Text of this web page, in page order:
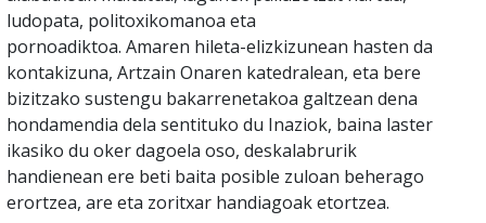
ludopata, politoxikomanoa eta
pornoadiktoa. Amaren hileta-elizkizunean hasten da
kontakizuna, Artzain Onaren katedralean, eta bere
bizitzako sustengu bakarrenetakoa galtzean dena
hondamendia dela sentituko du Inaziok, baina laster
ikasiko du oker dagoela oso, deskalabrurik
handienean ere beti baita posible zuloan beherago
erortzea, are eta zoritxar handiagoak etortzea.